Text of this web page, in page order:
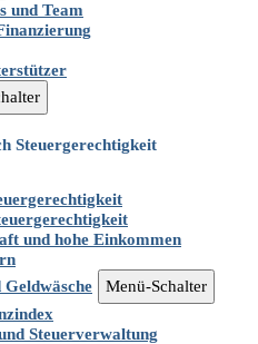
und Team
Steuergerechtigkeit
und hohe Einkommen
Menü-Schalter
Steuerverwaltung